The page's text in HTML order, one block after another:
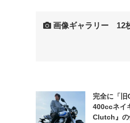
画像ギャラリー 12
完全に「
400ccネイ
Clutch』の